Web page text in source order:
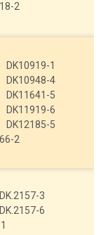
2
DK10919-1
DK10948-4
DK11641-5
DK11919-6
DK12185-5
2
DK.2157-3
DK.2157-6